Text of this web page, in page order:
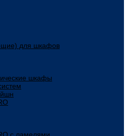
для шкафов
шкафы